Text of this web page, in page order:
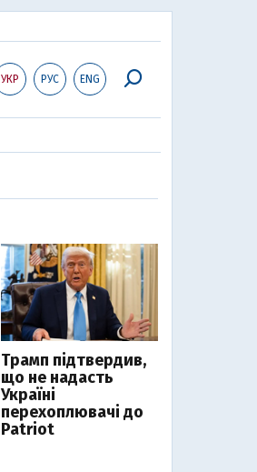
УКР РУС ENG
Трамп підтвердив,
що не надасть
Україні
перехоплювачі до
Patriot